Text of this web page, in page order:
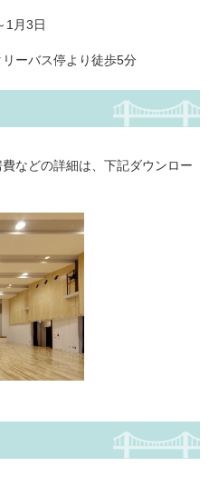
1月3日
ーバス停より徒歩5分
などの詳細は、下記ダウンロー